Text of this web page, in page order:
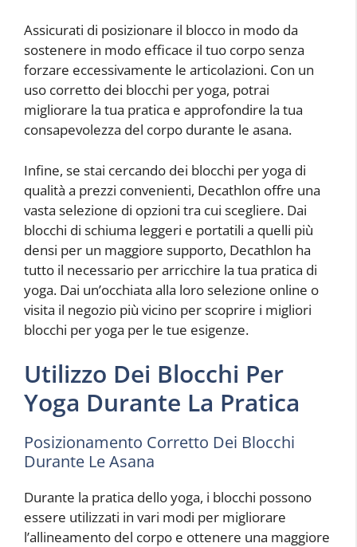
Assicurati di posizionare il blocco in modo da
sostenere in modo efficace il tuo corpo senza
forzare eccessivamente le articolazioni. Con un
uso corretto dei blocchi per yoga, potrai
migliorare la tua pratica e approfondire la tua
consapevolezza del corpo durante le asana.
Infine, se stai cercando dei blocchi per yoga di
qualità a prezzi convenienti, Decathlon offre una
vasta selezione di opzioni tra cui scegliere. Dai
blocchi di schiuma leggeri e portatili a quelli più
densi per un maggiore supporto, Decathlon ha
tutto il necessario per arricchire la tua pratica di
yoga. Dai un’occhiata alla loro selezione online o
visita il negozio più vicino per scoprire i migliori
blocchi per yoga per le tue esigenze.
Utilizzo Dei Blocchi Per
Yoga Durante La Pratica
Posizionamento Corretto Dei Blocchi
Durante Le Asana
Durante la pratica dello yoga, i blocchi possono
essere utilizzati in vari modi per migliorare
l’allineamento del corpo e ottenere una maggiore